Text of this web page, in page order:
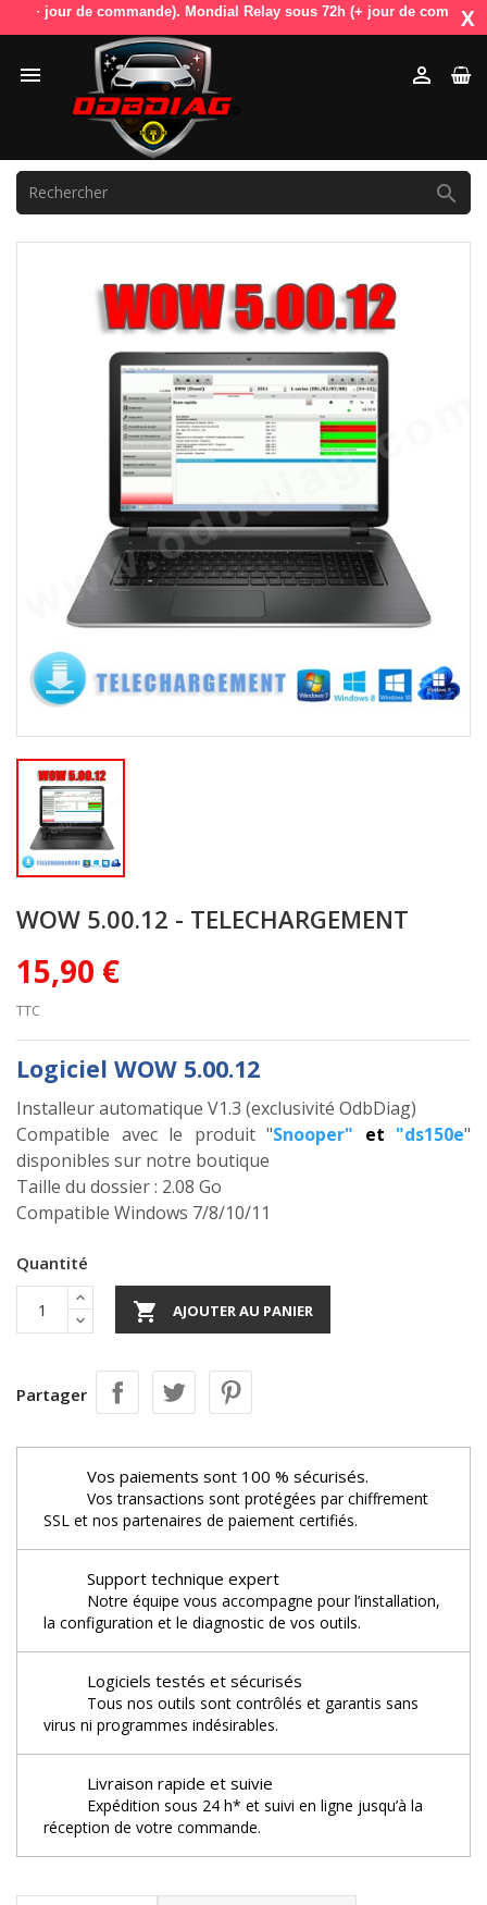
jour de commande). Mondial Relay sous 72h (+ jour de commande).X
 

WOW 5.00.12 - TELECHARGEMENT
15,90 €
TTC
Logiciel WOW 5.00.12
Installeur automatique V1.3 (exclusivité OdbDiag)
Compatible avec le produit "Snooper" et "ds150e"
disponibles sur notre boutique
Taille du dossier : 2.08 Go
Compatible Windows 7/8/10/11
Quantité
 AJOUTER AU PANIER
Partager
Vos paiements sont 100 % sécurisés.
Vos transactions sont protégées par chiffrement
SSL et nos partenaires de paiement certifiés.
Support technique expert
Notre équipe vous accompagne pour l’installation,
la configuration et le diagnostic de vos outils.
Logiciels testés et sécurisés
Tous nos outils sont contrôlés et garantis sans
virus ni programmes indésirables.
Livraison rapide et suivie
Expédition sous 24 h* et suivi en ligne jusqu’à la
réception de votre commande.